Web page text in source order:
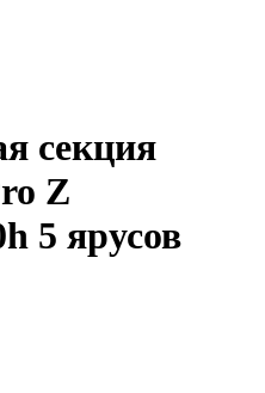
секция
Z
5 ярусов